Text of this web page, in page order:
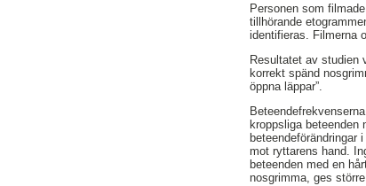
Personen som
tillhörande
identifieras. Filmerna
Resultatet av studien
korrekt spänd
öppna läppar”.
kroppsliga beteenden
beteendeförändringar
mot ryttarens hand.
beteenden med en
nosgrimma, ges